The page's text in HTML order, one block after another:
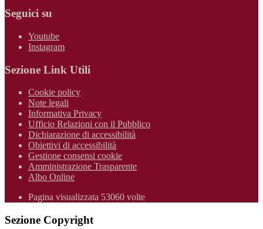
Seguici su
Youtube
Instagram
Sezione Link Utili
Cookie policy
Note legali
Informativa Privacy
Ufficio Relazioni con il Pubblico
Dichiarazione di accessibilità
Obiettivi di accessibilità
Gestione consensi cookie
Amministrazione Trasparente
Albo Online
Pagina visualizzata 53060 volte
Sezione Copyright